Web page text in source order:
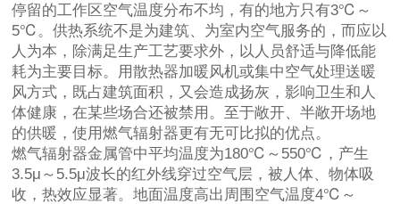
停留的工作区空气温度分布不均，有的地方只有3℃～
5℃。供热系统不是为建筑、为室内空气服务的，而应以
人为本，除满足生产工艺要求外，以人员舒适与降低能
耗为主要目标。用散热器加暖风机或集中空气处理送暖
风方式，既占建筑面积，又会造成扬灰，影响卫生和人
体健康，在某些场合还被禁用。至于敞开、半敞开场地
的供暖，使用燃气辐射器更有无可比拟的优点。
燃气辐射器金属管中平均温度为180℃～550℃，产生
3.5μ～5.5μ波长的红外线穿过空气层，被人体、物体吸
收，热效应显著。地面温度高出周围空气温度4℃～